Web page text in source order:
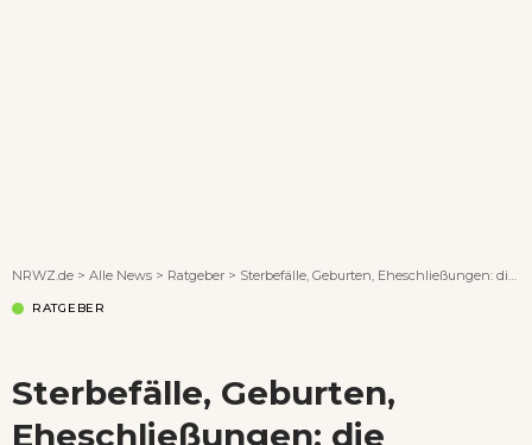
NRWZ.de > Alle News > Ratgeber > Sterbefälle, Geburten, Eheschließungen: die Familiennachrichten für Januar 2023
RATGEBER
Sterbefälle, Geburten,
Eheschließungen: die